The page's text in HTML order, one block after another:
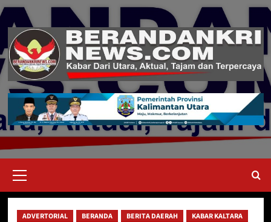
Skip
content
Menu
ADVERTORIAL BERANDA BERITA DAERAH
KABAR KALTARA